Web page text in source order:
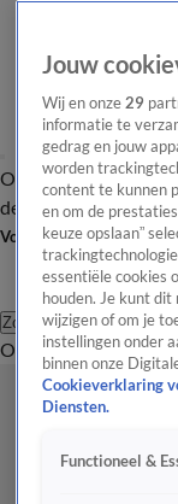
Overzicht
de redactie
Volg Shownieuws
Zoeken
Overzicht
Jouw
Wij en onze 29
informatie te
gedrag en jouw
worden
content te kunnen
en om de
keuze opslaan”
essentiële cookies
houden. Je kunt
wijzigen of om je
instellingen onder
binnen onze
Cookieverklaring
Diensten.
Functioneel &